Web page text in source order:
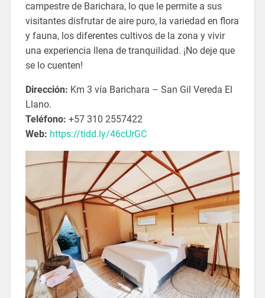
campestre de Barichara, lo que le permite a sus
visitantes disfrutar de aire puro, la variedad en flora
y fauna, los diferentes cultivos de la zona y vivir
una experiencia llena de tranquilidad. ¡No deje que
se lo cuenten!
Dirección: Km 3 vía Barichara – San Gil Vereda El
Llano.
Teléfono: +57 310 2557422
Web: https://tidd.ly/46cUrGC